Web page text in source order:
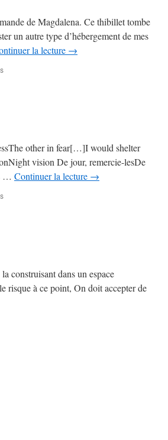
de Magdalena. Ce thibillet tombe
un autre type d’hébergement de mes
la lecture →
sur
other in fear[…]I would shelter
vision De jour, remercie-lesDe
… Continuer la lecture →
sur
construisant dans un espace
risque à ce point, On doit accepter de